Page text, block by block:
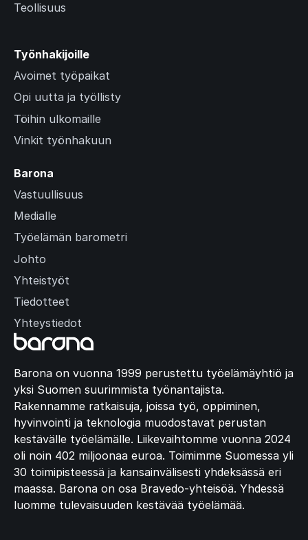
Barona on vuonna 1999 perustettu työelämäyhtiö ja
yksi Suomen suurimmista työnantajista.
Rakennamme ratkaisuja, joissa työ, oppiminen,
hyvinvointi ja teknologia muodostavat perustan
kestävälle työelämälle. Liikevaihtomme vuonna 2024
oli noin 402 miljoonaa euroa. Toimimme Suomessa yli
30 toimipisteessä ja kansainvälisesti yhdeksässä eri
maassa. Barona on osa Bravedo-yhteisöä. Yhdessä
luomme tulevaisuuden kestävää työelämää.
Teollisuus
Työnhakijoille
Avoimet työpaikat
Opi uutta ja työllisty
Töihin ulkomaille
Vinkit työnhakuun
Barona
Vastuullisuus
Medialle
Työelämän barometri
Johto
Yhteistyöt
Tiedotteet
Yhteystiedot